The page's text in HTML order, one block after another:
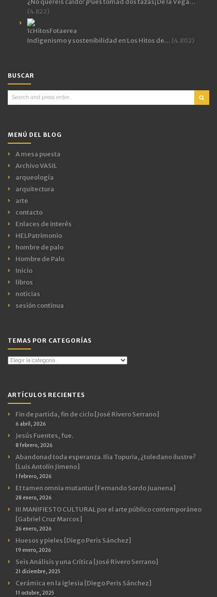
¿No queréis caldo? ¡Pues tomad dos tazas¡ De la Vega…
(4.822)
Indigenismo y sostenibilidad en Los Hitos de… (4.802)
BUSCAR
Search
for:
MENÚ DEL BLOG
A mesa puesta
Archivo VASIL
arqueología
arquitectura
arte
contacto
Enlaces de interés
HELPatrimonio
hombre de palo
Hombre de Palo
Inicio
libros
noticias
sesión continua
TEMAS POR CATEGORÍAS
Temas
ARTÍCULOS RECIENTES
Fin de partida, fin de ciclo [José Rivero Serrano]
6 abril, 2026
Jesús Fuentes, fue.
8 febrero, 2026
Abandonad toda esperanza. Ilia Topuria, ¿toledano ilustre?
[Luis Antolín Jimeno]
1 febrero, 2026
Et tamen omnia mutantur [Fernando Sordo Juanena]
28 enero, 2026
III MANIFIESTO CULTURAL por el arte público contemporáneo
[Gabriel Cruz Marcos]
26 enero, 2026
Huesos y pieles [Diego Peris Sánchez]
19 enero, 2026
Seis Análisis y una Crítica [José Rivero Serrano]
21 diciembre, 2025
Cerámica en la iglesia [Diego Peris Sánchez]
11 octubre, 2025